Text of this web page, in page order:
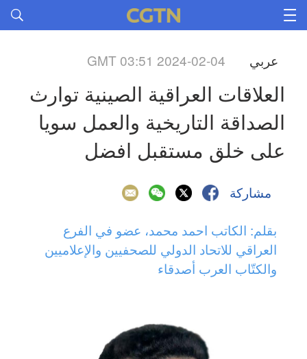
عربي GMT 03:51 2024-02-04
على خلق مستقبل افضل
مشاركة
بقلم: الكاتب احمد محمد، عضو في الفرع
العراقي للاتحاد الدولي للصحفيين والإعلاميين
والكتّاب العرب أصدقاء